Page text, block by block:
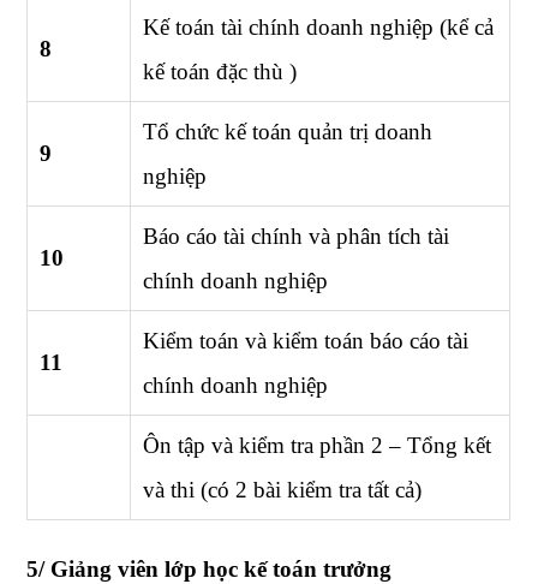
8
Kế toán tài chính doanh nghiệp (kể cả
kế toán đặc thù )
9
Tổ chức kế toán quản trị doanh
nghiệp
10
Báo cáo tài chính và phân tích tài
chính doanh nghiệp
11
Kiểm toán và kiểm toán báo cáo tài
chính doanh nghiệp
Ôn tập và kiểm tra phần 2 – Tổng kết
và thi (có 2 bài kiểm tra tất cả)
5/ Giảng viên lớp học kế toán trưởng